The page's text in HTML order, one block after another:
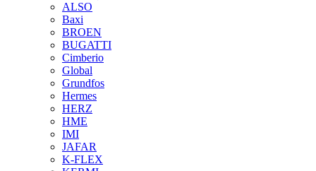
ALSO
Baxi
BROEN
BUGATTI
Cimberio
Global
Grundfos
Hermes
HERZ
HME
IMI
JAFAR
K-FLEX